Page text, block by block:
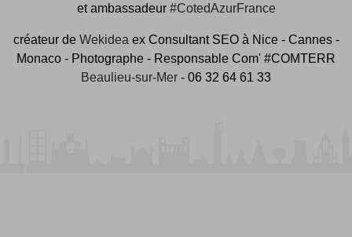
et ambassadeur #CotedAzurFrance
créateur de Wekidea ex Consultant SEO à Nice - Cannes -
Monaco - Photographe - Responsable Com' #COMTERR
Beaulieu-sur-Mer - 06 32 64 61 33